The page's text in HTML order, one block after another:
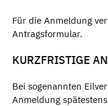
Für die Anmeldung
Antragsformular.
KURZFRISTIGE
Bei sogenannten
Anmeldung